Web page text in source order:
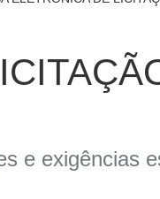
e exigências